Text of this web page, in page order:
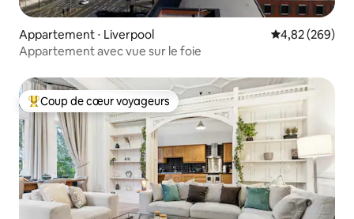
Appartement ⋅ Liverpool Évaluation
4,82 (269)
Appartement avec vue sur le foie
Coups de cœur voyageurs les plus appréciés
Coup de cœur voyageurs